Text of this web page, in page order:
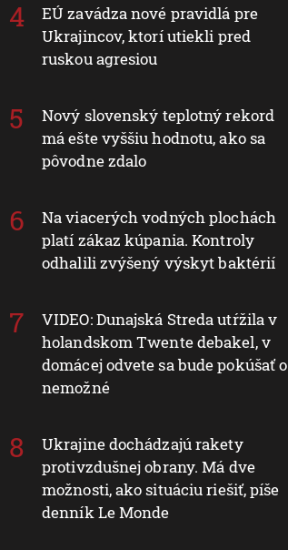
EÚ zavádza nové pravidlá pre
Ukrajincov, ktorí utiekli pred
ruskou agresiou
Nový slovenský teplotný rekord
má ešte vyššiu hodnotu, ako sa
pôvodne zdalo
Na viacerých vodných plochách
platí zákaz kúpania. Kontroly
odhalili zvýšený výskyt baktérií
VIDEO: Dunajská Streda utŕžila v
holandskom Twente debakel, v
domácej odvete sa bude pokúšať o
nemožné
Ukrajine dochádzajú rakety
protivzdušnej obrany. Má dve
možnosti, ako situáciu riešiť, píše
denník Le Monde